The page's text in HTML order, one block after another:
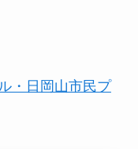
・日岡山市民プ